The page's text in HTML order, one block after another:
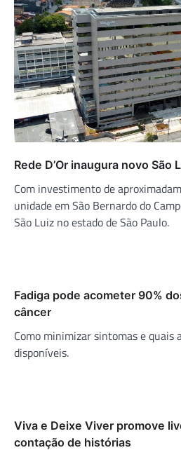
Rede D’Or inaugura novo São
Com investimento de
unidade em São Bernardo do
São Luiz no estado de São Paulo.
Fadiga pode acometer 90%
câncer
Como minimizar sintomas e quais
disponíveis.
Viva e Deixe Viver promove
contação de histórias